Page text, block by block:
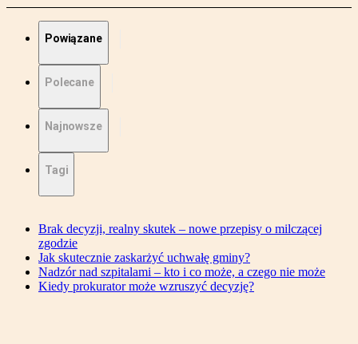
Powiązane
Polecane
Najnowsze
Tagi
Brak decyzji, realny skutek – nowe przepisy o milczącej
zgodzie
Jak skutecznie zaskarżyć uchwałę gminy?
Nadzór nad szpitalami – kto i co może, a czego nie może
Kiedy prokurator może wzruszyć decyzję?